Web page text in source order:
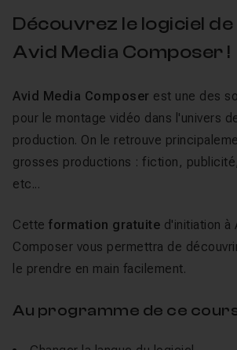
Découvrez le logiciel
Avid Media Composer !
Avid Media Composer est une des
pour le montage vidéo dans l'univers
production. On le retrouve
grosses productions : fiction,
etc...
Cette formation gratuite d'initiation à
Composer vous permettra de
le prendre en main facilement.
Au programme de ce